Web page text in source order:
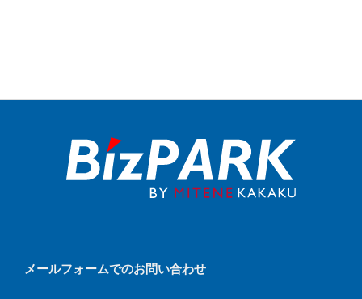
メールフォームでのお問い合わせ